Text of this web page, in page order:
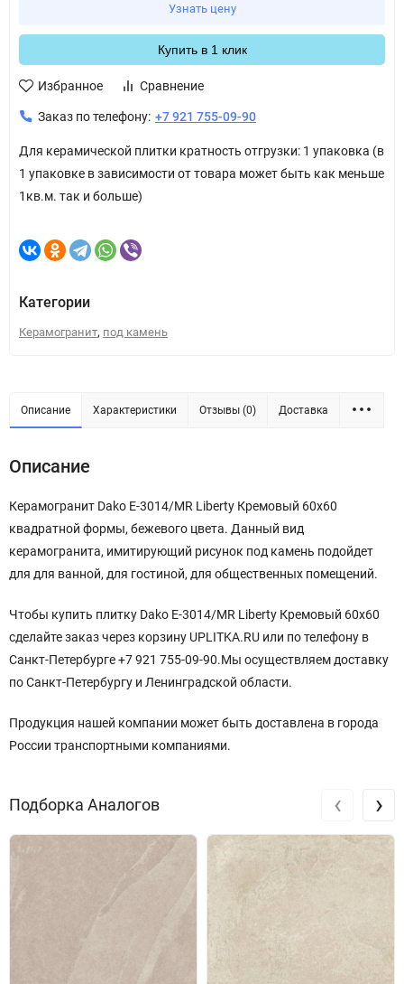
Узнать цену
Купить в 1 клик
Избранное Сравнение
Заказ по телефону: +7 921 755-09-90
Для керамической плитки кратность отгрузки: 1 упаковка (в
1 упаковке в зависимости от товара может быть как меньше
1кв.м. так и больше)
Категории
Керамогранит, под камень
Описание Характеристики Отзывы (0) Доставка
Описание
Керамогранит Dako E-3014/MR Liberty Кремовый 60x60
квадратной формы, бежевого цвета. Данный вид
керамогранита, имитирующий рисунок под камень подойдет
для для ванной, для гостиной, для общественных помещений.
Чтобы купить плитку Dako E-3014/MR Liberty Кремовый 60x60
сделайте заказ через корзину UPLITKA.RU или по телефону в
Санкт-Петербурге +7 921 755-09-90.Мы осуществляем доставку
по Санкт-Петербургу и Ленинградской области.
Продукция нашей компании может быть доставлена в города
России транспортными компаниями.
Подборка Аналогов ‹ ›